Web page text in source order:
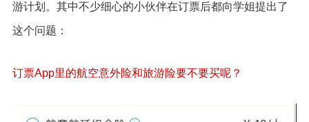
游计划。其中不少细心的小伙伴在订票后都向学姐提出了
这个问题：
订票App里的航空意外险和旅游险要不要买呢？